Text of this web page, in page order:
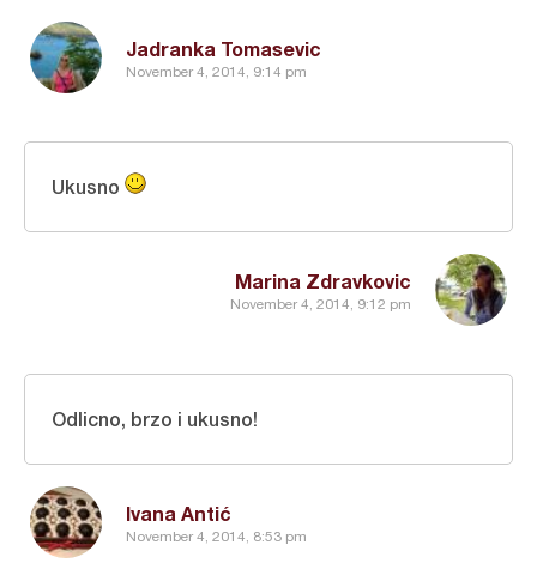
Jadranka Tomasevic
November 4, 2014, 9:14 pm
Marina Zdravkovic
November 4, 2014, 9:12 pm
Ukusno
Ivana Antić
November 4, 2014, 8:53 pm
Odlicno, brzo i ukusno!